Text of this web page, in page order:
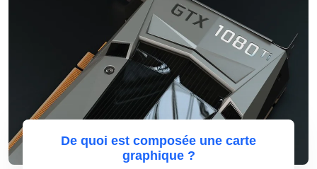
De quoi est composée une carte
graphique ?